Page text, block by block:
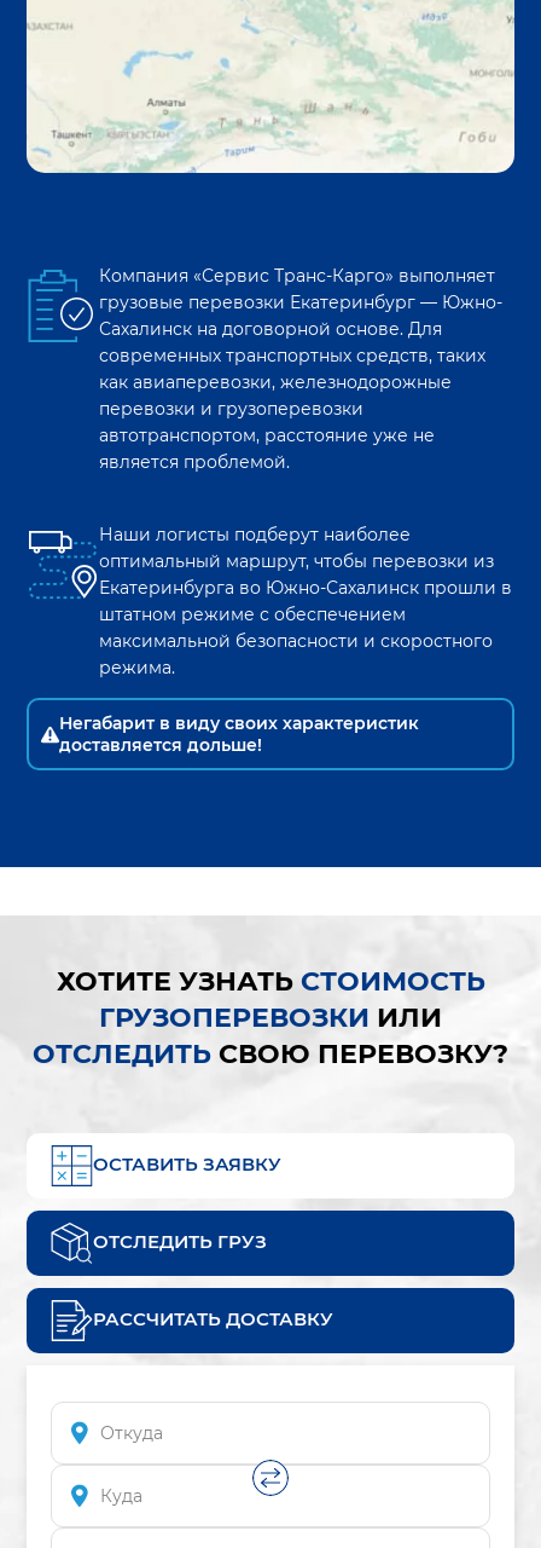
Компания «Сервис Транс-Карго» выполняет
грузовые перевозки Екатеринбург — Южно-
Сахалинск на договорной основе. Для
современных транспортных средств, таких
как авиаперевозки, железнодорожные
перевозки и грузоперевозки
автотранспортом, расстояние уже не
является проблемой.
Наши логисты подберут наиболее
оптимальный маршрут, чтобы перевозки из
Екатеринбурга во Южно-Сахалинск прошли в
штатном режиме с обеспечением
максимальной безопасности и скоростного
режима.
Негабарит в виду своих характеристик
доставляется дольше!
ХОТИТЕ УЗНАТЬ СТОИМОСТЬ
ГРУЗОПЕРЕВОЗКИ ИЛИ
ОТСЛЕДИТЬ СВОЮ ПЕРЕВОЗКУ?
ОСТАВИТЬ ЗАЯВКУ
ОТСЛЕДИТЬ ГРУЗ
РАССЧИТАТЬ ДОСТАВКУ